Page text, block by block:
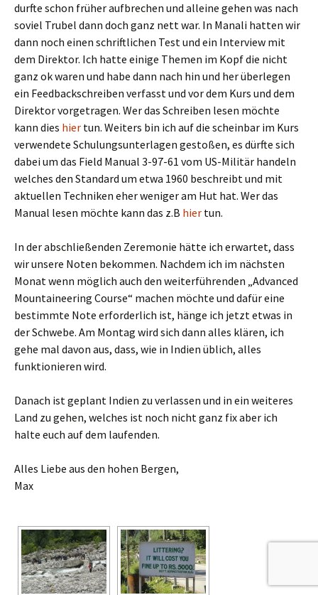
durfte schon früher aufbrechen und alleine gehen was nach
soviel Trubel dann doch ganz nett war. In Manali hatten wir
dann noch einen schriftlichen Test und ein Interview mit
dem Direktor. Ich hatte einige Themen im Kopf die nicht
ganz ok waren und habe dann nach hin und her überlegen
ein Feedbackschreiben verfasst und vor dem Kurs und dem
Direktor vorgetragen. Wer das Schreiben lesen möchte
kann dies hier tun. Weiters bin ich auf die scheinbar im Kurs
verwendete Schulungsunterlagen gestoßen, es dürfte sich
dabei um das Field Manual 3-97-61 vom US-Militär handeln
welches den Standard um etwa 1960 beschreibt und mit
aktuellen Techniken eher weniger am Hut hat. Wer das
Manual lesen möchte kann das z.B hier tun.
In der abschließenden Zeremonie hätte ich erwartet, dass
wir unsere Noten bekommen. Nachdem ich im nächsten
Monat wenn möglich auch den weiterführenden „Advanced
Mountaineering Course“ machen möchte und dafür eine
bestimmte Note erforderlich ist, hänge ich jetzt etwas in
der Schwebe. Am Montag wird sich dann alles klären, ich
gehe mal davon aus, dass, wie in Indien üblich, alles
funktionieren wird.
Danach ist geplant Indien zu verlassen und in ein weiteres
Land zu gehen, welches ist noch nicht ganz fix aber ich
halte euch auf dem laufenden.
Alles Liebe aus den hohen Bergen,
Max